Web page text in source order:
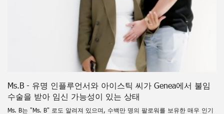
Ms.B - 유명 인플루언서와 아이스틱 씨가 Genea에서 불임
수술을 받아 임신 가능성이 있는 상태
Ms. B는 "Ms. B" 로도 알려져 있으며, 수백만 명의 팔로워를 보유한 매우 인기